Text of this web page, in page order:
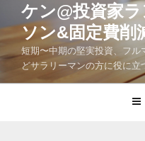
ス
キ
ケン@投資家
ソン&固定費削
短期〜中期の堅実投資、フル
どサラリーマンの方に役に